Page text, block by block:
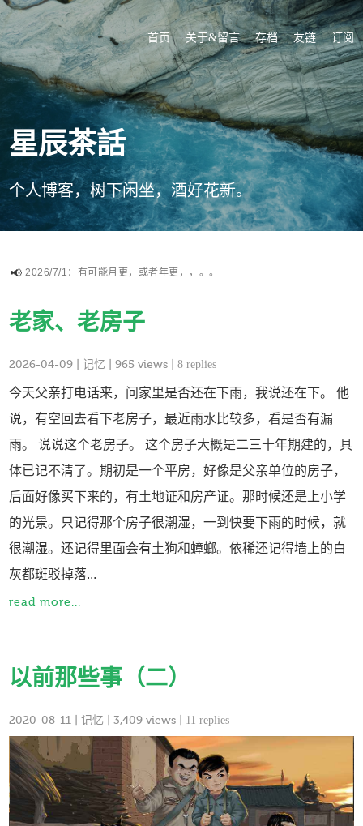
首页 关于&留言 存档 友链 订阅
星辰茶話
个人博客，树下闲坐，酒好花新。
2026/7/1：有可能月更，或者年更，，。。
老家、老房子
2026-04-09 |记忆 | 965 views |8 replies
今天父亲打电话来，问家里是否还在下雨，我说还在下。 他
说，有空回去看下老房子，最近雨水比较多，看是否有漏
雨。 说说这个老房子。 这个房子大概是二三十年期建的，具
体已记不清了。期初是一个平房，好像是父亲单位的房子，
后面好像买下来的，有土地证和房产证。那时候还是上小学
的光景。只记得那个房子很潮湿，一到快要下雨的时候，就
很潮湿。还记得里面会有土狗和蟑螂。依稀还记得墙上的白
灰都斑驳掉落...
read more...
以前那些事（二）
2020-08-11 |记忆 | 3,409 views | 11 replies